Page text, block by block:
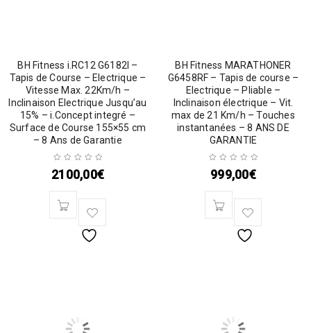
BH Fitness i.RC12 G6182I –
Tapis de Course – Electrique –
Vitesse Max. 22Km/h –
Inclinaison Electrique Jusqu’au
15% – i.Concept integré –
Surface de Course 155×55 cm
– 8 Ans de Garantie
2100,00€
BH Fitness MARATHONER
G6458RF – Tapis de course –
Electrique – Pliable –
Inclinaison électrique – Vit.
max de 21 Km/h – Touches
instantanées – 8 ANS DE
GARANTIE
999,00€